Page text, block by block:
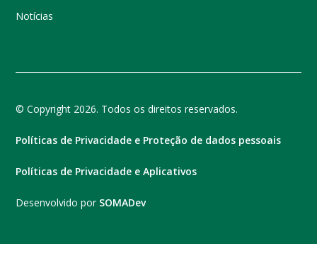
Notícias
© Copyright 2026. Todos os direitos reservados.
Políticas de Privacidade e Proteção de dados pessoais
Políticas de Privacidade e Aplicativos
Desenvolvido por SOMADev